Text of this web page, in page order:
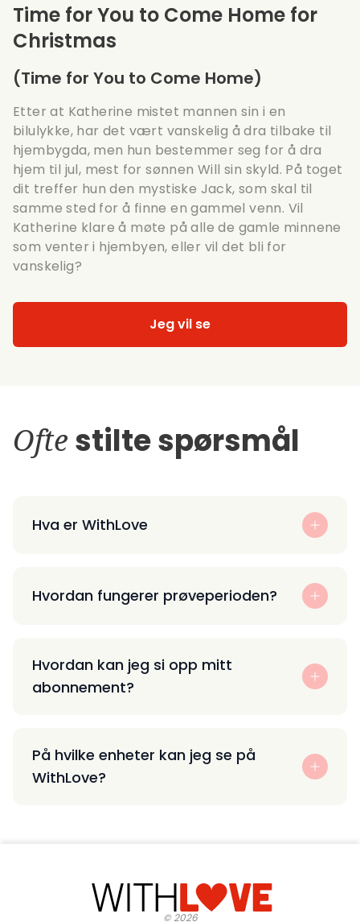
Time for You to Come Home for
Christmas
(Time for You to Come Home)
Etter at Katherine mistet mannen sin i en
bilulykke, har det vært vanskelig å dra tilbake til
hjembygda, men hun bestemmer seg for å dra
hjem til jul, mest for sønnen Will sin skyld. På toget
dit treffer hun den mystiske Jack, som skal til
samme sted for å finne en gammel venn. Vil
Katherine klare å møte på alle de gamle minnene
som venter i hjembyen, eller vil det bli for
vanskelig?
Jeg vil se
Ofte stilte spørsmål
Hva er WithLove
Hvordan fungerer prøveperioden?
Hvordan kan jeg si opp mitt
abonnement?
På hvilke enheter kan jeg se på
WithLove?
©2026